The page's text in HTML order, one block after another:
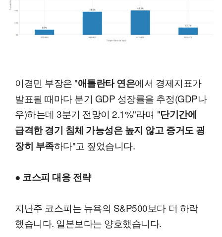
이경민 부장은 "애틀란타 연은에서 경제지표가
발표될 때마다 분기 GDP 성장률을 추정(GDP나
우)하는데 3분기 전망이 2.1%"라며 "단기간에
급격한 경기 침체 가능성은 높지 않고 증거도 굉
장히 부족하다"고 짚었습니다.
● 코스피 대응 전략
지난주 코스피는 뉴욕의 S&P500보다 더 하락
했습니다. 일본보다는 양호했습니다.